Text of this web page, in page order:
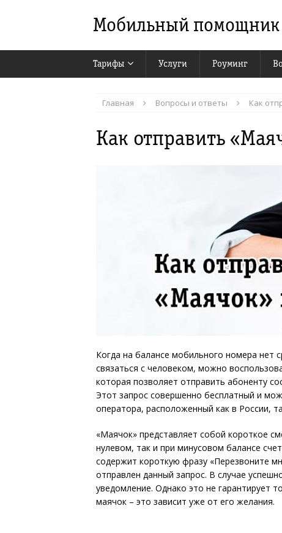
Мобильный помощник
Тарифы Услуги Роуминг
Главная Вопросы и ответы Как
Как отправить
Когда на балансе мобильного номера нет
связаться с человеком, можно
которая позволяет отправить абоненту
Этот запрос совершенно бесплатный и
оператора, расположенный как в России,
«Маячок» представляет собой короткое
нулевом, так и при минусовом балансе
содержит короткую фразу «Перезвоните
отправлен данный запрос. В случае
уведомление. Однако это не гарантирует
маячок – это зависит уже от его желания.